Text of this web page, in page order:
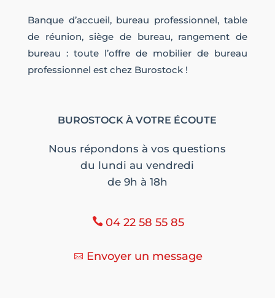
Banque d’accueil, bureau professionnel, table
de réunion, siège de bureau, rangement de
bureau : toute l’offre de mobilier de bureau
professionnel est chez Burostock !
BUROSTOCK À VOTRE ÉCOUTE
Nous répondons à vos questions
du lundi au vendredi
de 9h à 18h
04 22 58 55 85
Envoyer un message